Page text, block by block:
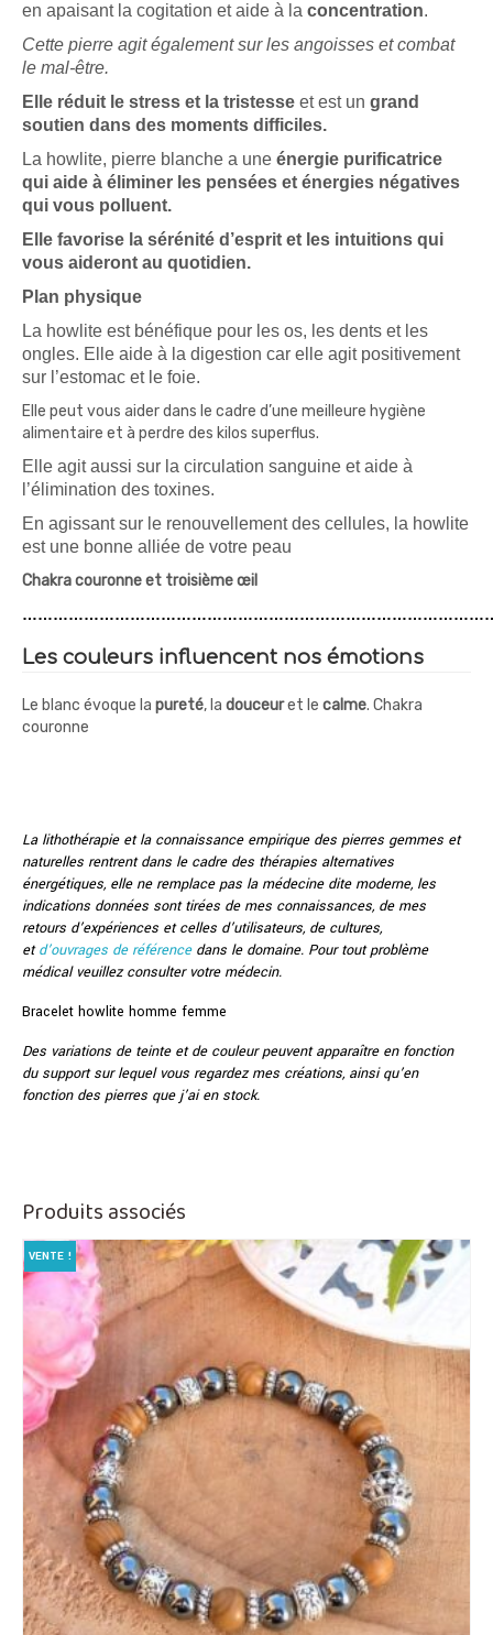
en apaisant la cogitation et aide à la concentration.
Cette pierre agit également sur les angoisses et combat
le mal-être.
Elle réduit le stress et la tristesse et est un grand
soutien dans des moments difficiles.
La howlite, pierre blanche a une énergie purificatrice
qui aide à éliminer les pensées et énergies négatives
qui vous polluent.
Elle favorise la sérénité d’esprit et les intuitions qui
vous aideront au quotidien.
Plan physique
La howlite est bénéfique pour les os, les dents et les
ongles. Elle aide à la digestion car elle agit positivement
sur l’estomac et le foie.
Elle peut vous aider dans le cadre d’une meilleure hygiène
alimentaire et à perdre des kilos superflus.
Elle agit aussi sur la circulation sanguine et aide à
l’élimination des toxines.
En agissant sur le renouvellement des cellules, la howlite
est une bonne alliée de votre peau
Chakra couronne et troisième œil
Les couleurs influencent nos émotions
Le blanc évoque la pureté, la douceuret le calme. Chakra
couronne
La lithothérapie et la connaissance empirique des pierres gemmes et
naturelles rentrent dans le cadre des thérapies alternatives
énergétiques, elle ne remplace pas la médecine dite moderne, les
indications données sont tirées de mes connaissances, de mes
retours d’expériences et celles d’utilisateurs, de cultures,
etd’ouvrages de référencedans le domaine. Pour tout problème
médical veuillez consulter votre médecin.
Bracelet howlite homme femme
Des variations de teinte et de couleur peuvent apparaître en fonction
du support sur lequel vous regardez mes créations, ainsi qu’en
fonction des pierres que j’ai en stock.
Produits associés
VENTE !